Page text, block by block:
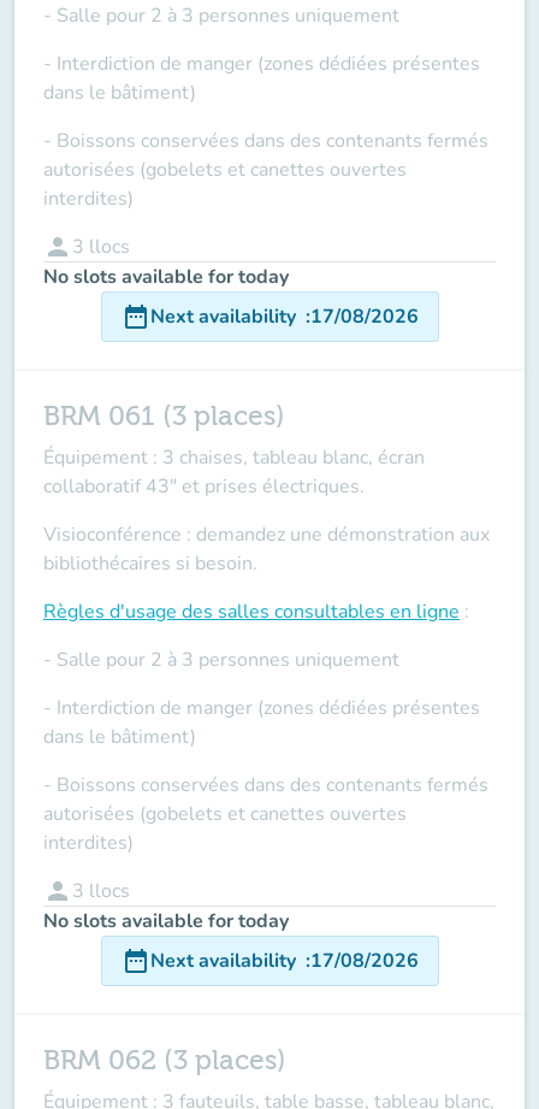
- Salle pour 2 à 3 personnes uniquement
- Interdiction de manger (zones dédiées présentes
dans le bâtiment)
- Boissons conservées dans des contenants fermés
autorisées (gobelets et canettes ouvertes
interdites)
person 3 llocs
No slots available for today
date_rangeNext availability :17/08/2026
BRM 061 (3 places)
Équipement : 3 chaises, tableau blanc, écran
collaboratif 43" et prises électriques.
Visioconférence : demandez une démonstration aux
bibliothécaires si besoin.
Règles d'usage des salles consultables en ligne :
- Salle pour 2 à 3 personnes uniquement
- Interdiction de manger (zones dédiées présentes
dans le bâtiment)
- Boissons conservées dans des contenants fermés
autorisées (gobelets et canettes ouvertes
interdites)
person 3 llocs
No slots available for today
date_rangeNext availability :17/08/2026
BRM 062 (3 places)
Équipement : 3 fauteuils, table basse, tableau blanc,